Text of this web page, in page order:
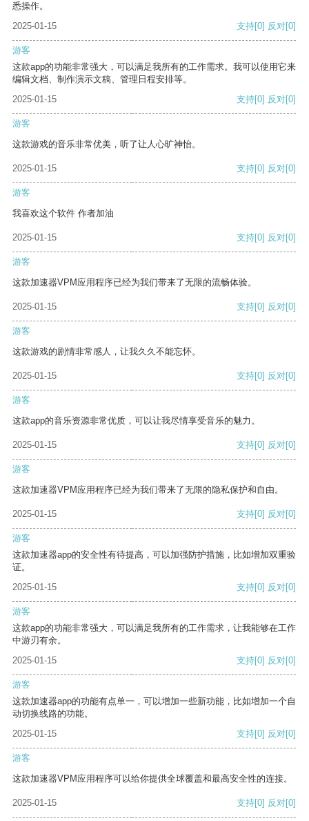
悉操作。
2025-01-15
支持[0] 反对[0]
游客
这款app的功能非常强大，可以满足我所有的工作需求。我可以使用它来
编辑文档、制作演示文稿、管理日程安排等。
2025-01-15
支持[0] 反对[0]
游客
这款游戏的音乐非常优美，听了让人心旷神怡。
2025-01-15 支持[0] 反对[0]
游客
我喜欢这个软件 作者加油
2025-01-15 支持[0] 反对[0]
游客
这款加速器VPM应用程序已经为我们带来了无限的流畅体验。
2025-01-15 支持[0] 反对[0]
游客
这款游戏的剧情非常感人，让我久久不能忘怀。
2025-01-15 支持[0] 反对[0]
游客
这款app的音乐资源非常优质，可以让我尽情享受音乐的魅力。
2025-01-15 支持[0] 反对[0]
游客
这款加速器VPM应用程序已经为我们带来了无限的隐私保护和自由。
2025-01-15 支持[0] 反对[0]
游客
这款加速器app的安全性有待提高，可以加强防护措施，比如增加双重验
证。
2025-01-15
支持[0] 反对[0]
游客
这款app的功能非常强大，可以满足我所有的工作需求，让我能够在工作
中游刃有余。
2025-01-15
支持[0] 反对[0]
游客
这款加速器app的功能有点单一，可以增加一些新功能，比如增加一个自
动切换线路的功能。
2025-01-15
支持[0] 反对[0]
游客
这款加速器VPM应用程序可以给你提供全球覆盖和最高安全性的连接。
2025-01-15 支持[0] 反对[0]